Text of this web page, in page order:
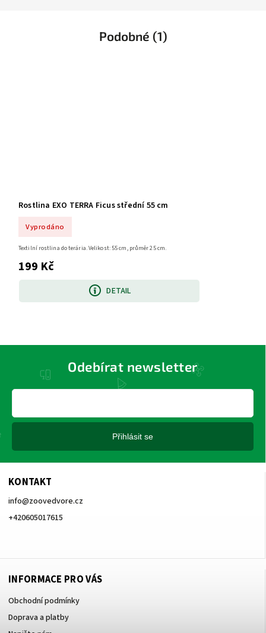
Podobné (1)
Rostlina EXO TERRA Ficus střední 55 cm
Vyprodáno
199 Kč
DETAIL
Textilní rostlina do terária. Velikost: 55 cm, průměr 25 cm.
KONTAKT
info@zoovedvore.cz
+420605017615
INFORMACE PRO VÁS
Obchodní podmínky
Doprava a platby
Odebírat newsletter
Přihlásit se